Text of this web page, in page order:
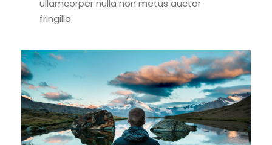
ullamcorper nulla non metus auctor
fringilla.